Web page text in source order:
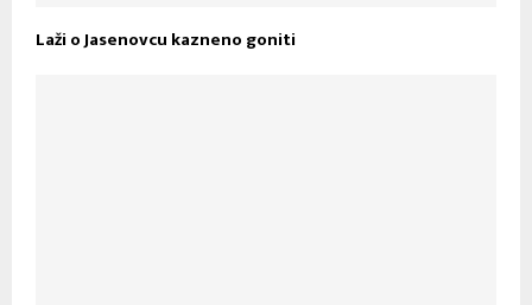
Laži o Jasenovcu kazneno goniti